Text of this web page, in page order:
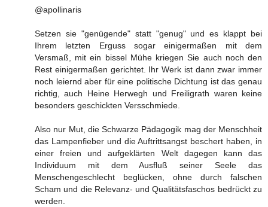
@apollinaris
Setzen sie "genügende" statt "genug" und es klappt bei
Ihrem letzten Erguss sogar einigermaßen mit dem
Versmaß, mit ein bissel Mühe kriegen Sie auch noch den
Rest einigermaßen gerichtet. Ihr Werk ist dann zwar immer
noch leiernd aber für eine politische Dichtung ist das genau
richtig, auch Heine Herwegh und Freiligrath waren keine
besonders geschickten Versschmiede.
Also nur Mut, die Schwarze Pädagogik mag der Menschheit
das Lampenfieber und die Auftrittsangst beschert haben, in
einer freien und aufgeklärten Welt dagegen kann das
Individuum mit dem Ausfluß seiner Seele das
Menschengeschlecht beglücken, ohne durch falschen
Scham und die Relevanz- und Qualitätsfaschos bedrückt zu
werden.